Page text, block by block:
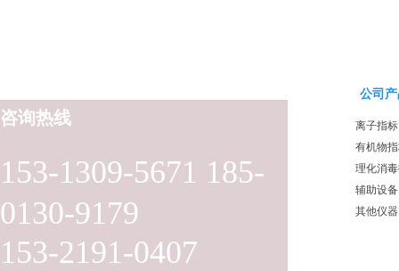
153-1309-5671 185-
0130-9179
153-2191-0407
咨询热线
公司
离子指标
有机物
理化消
辅助设备
其他仪器